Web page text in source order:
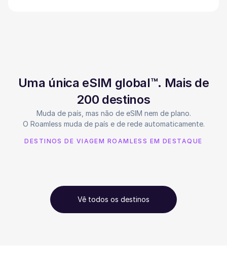
Uma única eSIM global™. Mais de
200 destinos
Muda de país, mas não de eSIM nem de plano.
O Roamless muda de país e de rede automaticamente.
DESTINOS DE VIAGEM ROAMLESS EM DESTAQUE
Vê todos os destinos